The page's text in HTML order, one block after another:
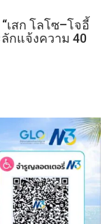
เสก โลโซ–โจอี้
กแจ้งความ 40